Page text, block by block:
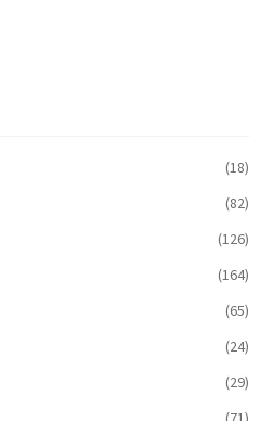
(18)
(82)
(126)
(164)
(65)
(24)
(29)